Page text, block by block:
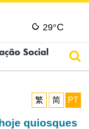
29°C
繁
简 PT
quiosques